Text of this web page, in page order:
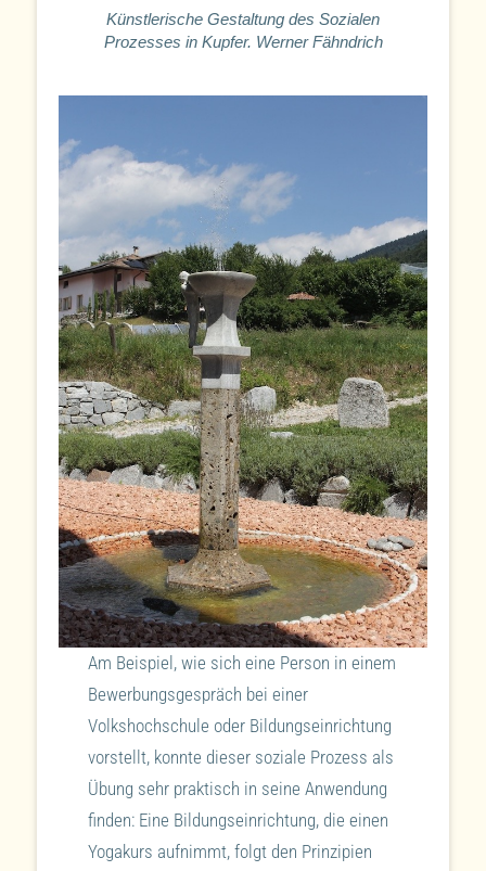
Künstlerische Gestaltung des Sozialen
Prozesses in Kupfer. Werner Fähndrich
Am Beispiel, wie sich eine Person in einem
Bewerbungsgespräch bei einer
Volkshochschule oder Bildungseinrichtung
vorstellt, konnte dieser soziale Prozess als
Übung sehr praktisch in seine Anwendung
finden: Eine Bildungseinrichtung, die einen
Yogakurs aufnimmt, folgt den Prinzipien